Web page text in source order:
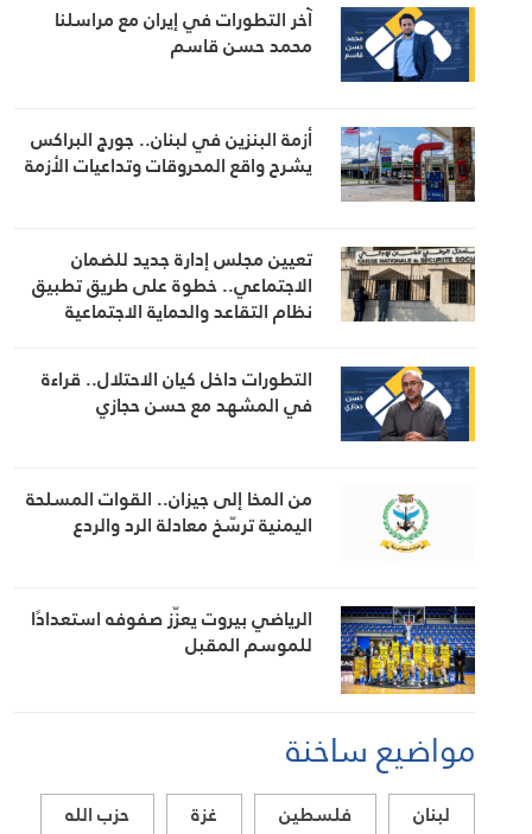
آخر التطورات في إيران مع مراسلنا
محمد حسن قاسم
أزمة البنزين في لبنان.. جورج البراكس
يشرح واقع المحروقات وتداعيات الأزمة
تعيين مجلس إدارة جديد للضمان
الاجتماعي.. خطوة على طريق تطبيق
نظام التقاعد والحماية الاجتماعية
التطورات داخل كيان الاحتلال.. قراءة
في المشهد مع حسن حجازي
من المخا إلى جيزان.. القوات المسلحة
اليمنية ترسّخ معادلة الرد والردع
الرياضي بيروت يعزّز صفوفه استعدادًا
للموسم المقبل
مواضيع ساخنة
لبنان فلسطين غزة
حزب الله